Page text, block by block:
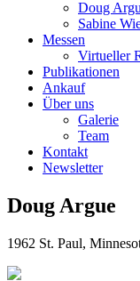
Doug
Sabine
Messen
Virtueller
Publikationen
Ankauf
Über uns
Galerie
Team
Kontakt
Newsletter
Doug Argue
1962 St. Paul,